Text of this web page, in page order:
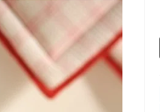
Миксеры
Мультиварки
Мясорубки
Настольные плиты
Пароварки
Пароварки, скороварки,
соковарки